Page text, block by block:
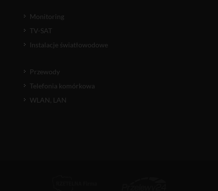
Monitoring
TV-SAT
Instalacje światłowodowe
Przewody
Telefonia komórkowa
WLAN, LAN